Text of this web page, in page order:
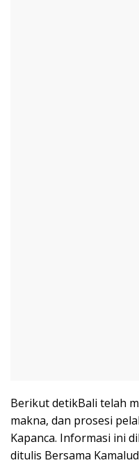
Berikut detikBali telah
makna, dan prosesi
Kapanca. Informasi ini
ditulis Bersama